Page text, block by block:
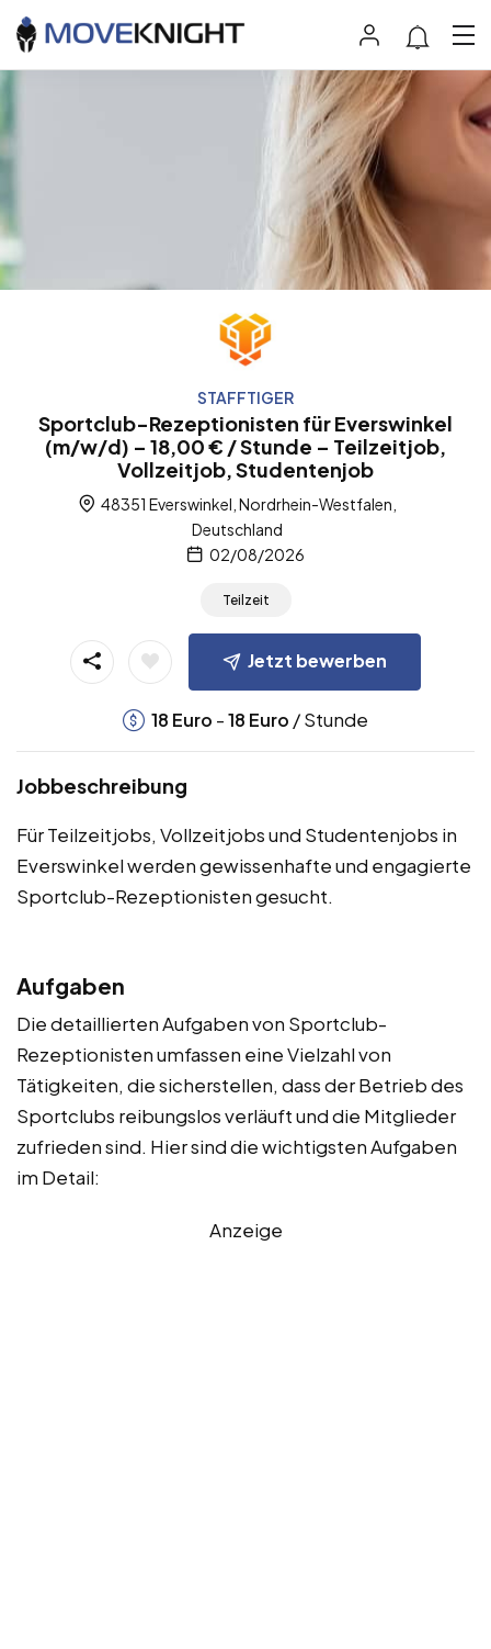
STAFFTIGER
Sportclub-Rezeptionisten für Everswinkel
(m/w/d) – 18,00 € / Stunde – Teilzeitjob,
Vollzeitjob, Studentenjob
48351 Everswinkel, Nordrhein-Westfalen,
Deutschland
02/08/2026
Teilzeit
Jetzt bewerben
18 Euro -18 Euro / Stunde
Jobbeschreibung
Für Teilzeitjobs, Vollzeitjobs und Studentenjobs in
Everswinkel werden gewissenhafte und engagierte
Sportclub-Rezeptionisten gesucht.
Aufgaben
Die detaillierten Aufgaben von Sportclub-
Rezeptionisten umfassen eine Vielzahl von
Tätigkeiten, die sicherstellen, dass der Betrieb des
Sportclubs reibungslos verläuft und die Mitglieder
zufrieden sind. Hier sind die wichtigsten Aufgaben
im Detail:
Anzeige